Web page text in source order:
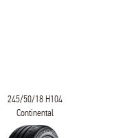
245/50/18 H104
Continental
PremiumContact 6